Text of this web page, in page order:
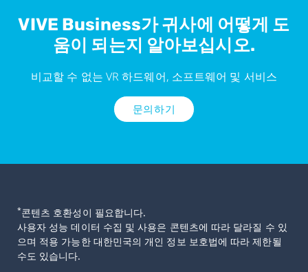
VIVE Business가 귀사에 어떻게 도
움이 되는지 알아보십시오.
비교할 수 없는 VR 하드웨어, 소프트웨어 및 서비스
문의하기
*콘텐츠 호환성이 필요합니다.
사용자 성능 데이터 수집 및 사용은 콘텐츠에 따라 달라질 수 있
으며 적용 가능한 대한민국의 개인 정보 보호법에 따라 제한될
수도 있습니다.